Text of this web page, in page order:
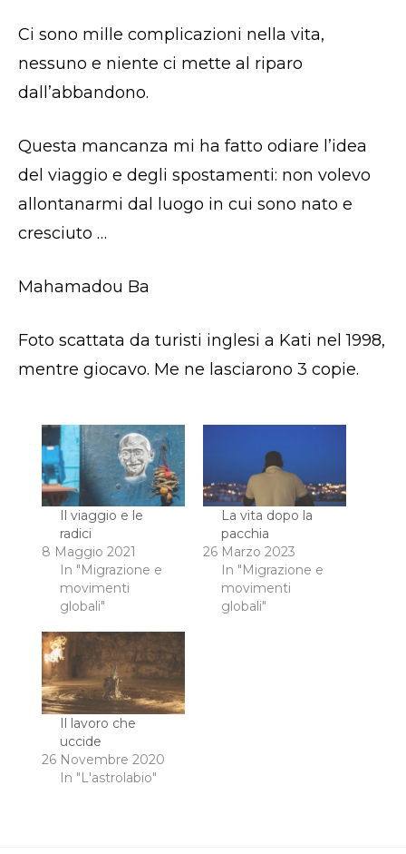
Ci sono mille complicazioni nella vita,
nessuno e niente ci mette al riparo
dall’abbandono.
Questa mancanza mi ha fatto odiare l’idea
del viaggio e degli spostamenti: non volevo
allontanarmi dal luogo in cui sono nato e
cresciuto …
Mahamadou Ba
Foto scattata da turisti inglesi a Kati nel 1998,
mentre giocavo. Me ne lasciarono 3 copie.
Il viaggio e le
radici
8 Maggio 2021
In "Migrazione e
movimenti
globali"
La vita dopo la
pacchia
26 Marzo 2023
In "Migrazione e
movimenti
globali"
Il lavoro che
uccide
26 Novembre 2020
In "L'astrolabio"